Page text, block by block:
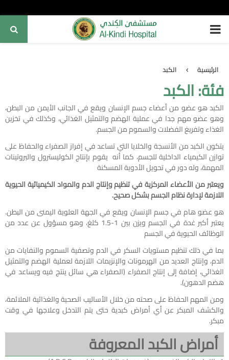
PRIMARY
الرئيسية الكبد
فئة: الكبد
الكبد هو عضو من أعضاء جسم الإنسان ويقع في الجانب الأيمن من البطن،
وهو عضو مهم جدا في عملية الهضم والتمثيل الغذائي، وكذلك في تخزين
الغذاء وتفريغ الفضلات والسموم من الجسم.
يتكون الكبد من الأنسجة والخلايا التي تساعد في إفراز الصفراء والحفاظ على
توازن الكيمياء الداخلية للجسم، كما أنه يقوم بإنتاج الكوليسترول والبروتينات
المهمة، وله دور في تحويل الأدوية المسكنة
ويعتبر من الأعضاء المركزية في تنظيم وإنتاج الدم والمواد الكيميائية الحيوية
اللازمة لإدارة نظام الجسم بشكل صحيح.
هو عضو هام في جسم الإنسان ويقع في الجهة العلوية اليمنى من البطن.
يعتبر أكبر غدة في الجسم ويزن بين 1-1.5 كلغ، وهو مسؤول عن عدد من
الوظائف الحيوية في الجسم
بما في ذلك تنظيم مستويات السكر في الدم وتصفية السموم والنفايات من
الدم، وإنتاج العديد من الهرمونات والإنزيمات اللازمة لعملية الهضم والتمثيل
الغذائي، إضافة إلى إنتاج الصفراء (الصفراء هي سائل ينتج فيه ويساعد في
هضم الدهون).
ومن المهم الحفاظ على صحته من خلال الأساليب الصحية والغذائية الملائمة،
والكشف المبكر عن أي أمراض كبدية حتى يتم التدخل وعلاجها في وقت
مبكر.
أمراض الكبد المعروفة